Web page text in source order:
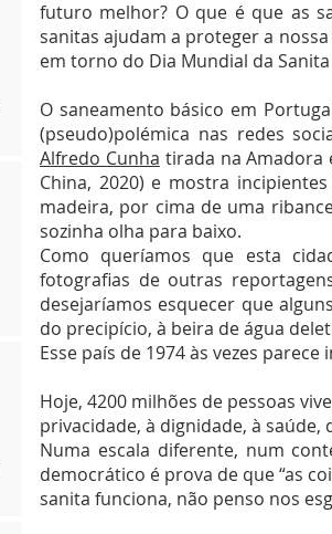
futuro melhor? O que é que as
sanitas ajudam a proteger a
em torno do Dia Mundial da
O saneamento básico em
(pseudo)polémica nas redes
Alfredo Cunha tirada na Amadora
China, 2020) e mostra
madeira, por cima de uma
sozinha olha para baixo.
Como queríamos que esta
fotografias de outras
desejaríamos esquecer que
do precipício, à beira de água
Esse país de 1974 às vezes
Hoje, 4200 milhões de pessoas
privacidade, à dignidade, à
Numa escala diferente, num
democrático é prova de que “as
sanita funciona, não penso nos